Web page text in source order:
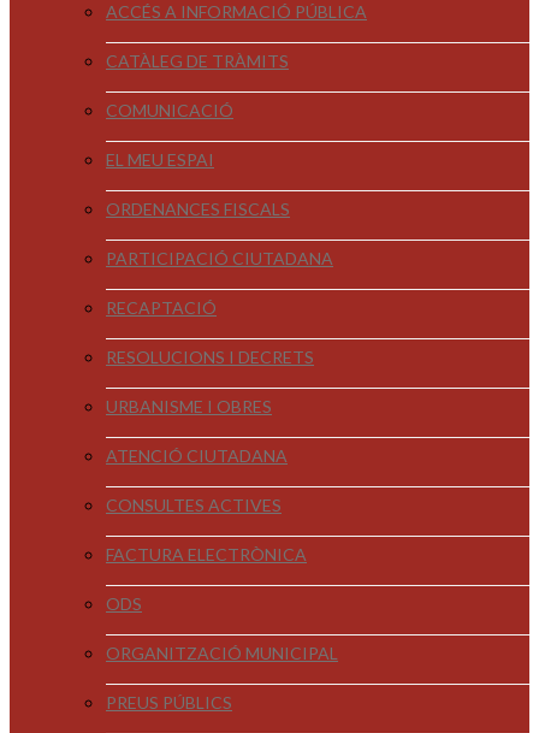
ACCÉS A INFORMACIÓ PÚBLICA
CATÀLEG DE TRÀMITS
COMUNICACIÓ
EL MEU ESPAI
ORDENANCES FISCALS
PARTICIPACIÓ CIUTADANA
RECAPTACIÓ
RESOLUCIONS I DECRETS
URBANISME I OBRES
ATENCIÓ CIUTADANA
CONSULTES ACTIVES
FACTURA ELECTRÒNICA
ODS
ORGANITZACIÓ MUNICIPAL
PREUS PÚBLICS